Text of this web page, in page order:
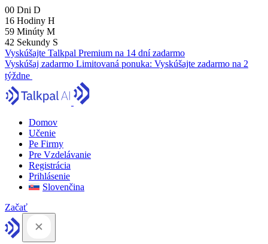
00 Dni D
16 Hodiny H
59 Minúty M
41 Sekundy S
Vyskúšajte Talkpal Premium na 14 dní zadarmo
Vyskúšaj zadarmo Limitovaná ponuka: Vyskúšajte zadarmo na 2
týždne
Domov
Učenie
Pe Firmy
Pre Vzdelávanie
Registrácia
Prihlásenie
Slovenčina
Začať